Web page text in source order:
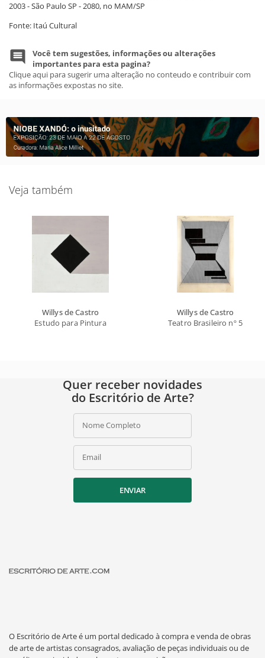
2003 - São Paulo SP - 2080, no MAM/SP
Fonte: Itaú Cultural
Você tem sugestões, informações ou alterações
importantes para esta pagina?
Clique aqui para sugerir uma alteração no conteudo e contribuir com
as informações expostas no site.
Veja também
Willys de Castro
Estudo para Pintura
Willys de Castro
Teatro Brasileiro nº 5
Quer receber novidades
do Escritório de Arte?
Nome Completo
Email
ENVIAR
O Escritório de Arte é um portal dedicado à compra e venda de obras
de arte de artistas consagrados, avaliação de peças individuais ou de